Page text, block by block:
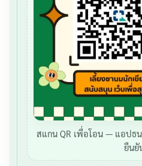
สแกน QR เพื่อโอน — แอปธ
ยืนยั